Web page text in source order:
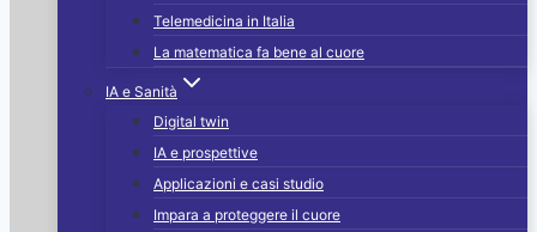
Telemedicina in Italia
La matematica fa bene al cuore
IA e Sanità
Digital twin
IA e prospettive
Applicazioni e casi studio
Impara a proteggere il cuore